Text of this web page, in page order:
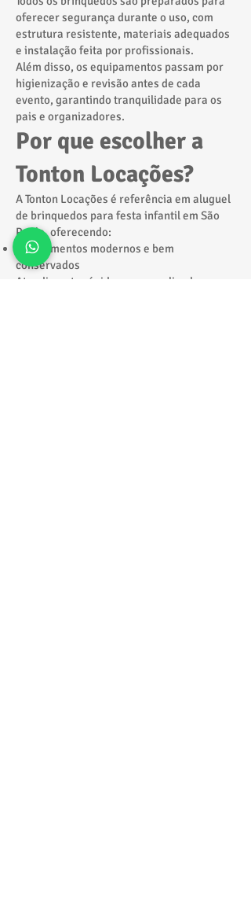
oferecer segurança durante o uso, com
estrutura resistente, materiais adequados
e instalação feita por profissionais.
Além disso, os equipamentos passam por
higienização e revisão antes de cada
evento, garantindo tranquilidade para os
pais e organizadores.
Por que escolher a
Tonton Locações?
A Tonton Locações é referência em aluguel
de brinquedos para festa infantil em São
Paulo, oferecendo:
Equipamentos modernos e bem
conservados
Atendimento rápido e personalizado